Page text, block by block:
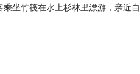
坐竹筏在水上杉林里漂游，亲近自